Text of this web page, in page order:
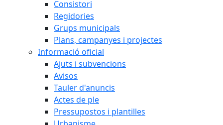
Consistori
Regidories
Grups municipals
Plans, campanyes i projectes
Informació oficial
Ajuts i subvencions
Avisos
Tauler d'anuncis
Actes de ple
Pressupostos i plantilles